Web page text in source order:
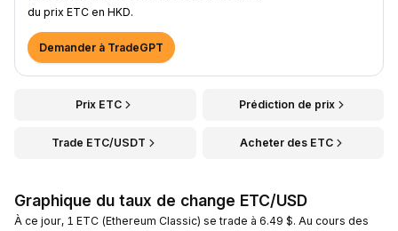
du prix ETC en HKD.
Demander à TradeGPT
Prix ETC Prédiction de prix
Trade ETC/USDT Acheter des ETC
Graphique du taux de change ETC/USD
À ce jour, 1 ETC (Ethereum Classic) se trade à 6.49 $. Au cours des